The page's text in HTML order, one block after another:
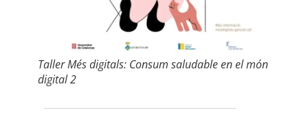
Taller Més digitals: Consum saludable en el món
digital 2